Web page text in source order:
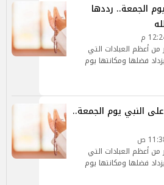
الجمعة.. رددها
أعظم العبادات التي
فضلها ومكانتها يوم
النبي يوم الجمعة..
أعظم العبادات التي
فضلها ومكانتها يوم